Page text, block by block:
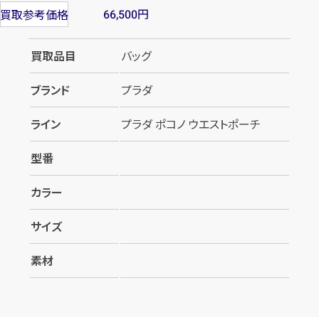
買取参考価格 66,500円
買取品目
バッグ
ブランド
プラダ
ライン
プラダ ポコノ ウエストポーチ
型番
カラー
サイズ
素材